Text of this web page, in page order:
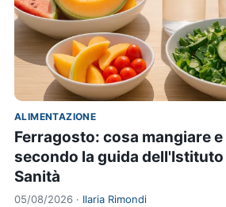
ALIMENTAZIONE
Ferragosto: cosa mangiare
secondo la guida
Sanità
05/08/2026 · Ilaria Rimondi